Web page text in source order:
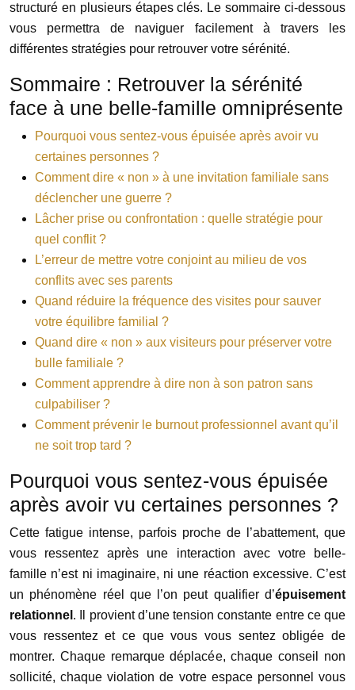
structuré en plusieurs étapes clés. Le sommaire ci-dessous
vous permettra de naviguer facilement à travers les
différentes stratégies pour retrouver votre sérénité.
Sommaire : Retrouver la sérénité
face à une belle-famille omniprésente
Pourquoi vous sentez-vous épuisée après avoir vu
certaines personnes ?
Comment dire « non » à une invitation familiale sans
déclencher une guerre ?
Lâcher prise ou confrontation : quelle stratégie pour
quel conflit ?
L’erreur de mettre votre conjoint au milieu de vos
conflits avec ses parents
Quand réduire la fréquence des visites pour sauver
votre équilibre familial ?
Quand dire « non » aux visiteurs pour préserver votre
bulle familiale ?
Comment apprendre à dire non à son patron sans
culpabiliser ?
Comment prévenir le burnout professionnel avant qu’il
ne soit trop tard ?
Pourquoi vous sentez-vous épuisée
après avoir vu certaines personnes ?
Cette fatigue intense, parfois proche de l’abattement, que
vous ressentez après une interaction avec votre belle-
famille n’est ni imaginaire, ni une réaction excessive. C’est
un phénomène réel que l’on peut qualifier d’épuisement
relationnel . Il provient d’une tension constante entre ce que
vous ressentez et ce que vous vous sentez obligée de
montrer. Chaque remarque déplacée, chaque conseil non
sollicité, chaque violation de votre espace personnel vous